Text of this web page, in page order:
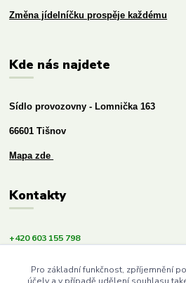
Změna jídelníčku prospěje každému
Kde nás najdete
Sídlo provozovny - Lomnička 163
66601 Tišnov
Mapa zde
Kontakty
+420 603 155 798
info@budemezdravi.cz
Pro základní funkčnost, zpříjemnění
účely a v případě udělení souhlasu